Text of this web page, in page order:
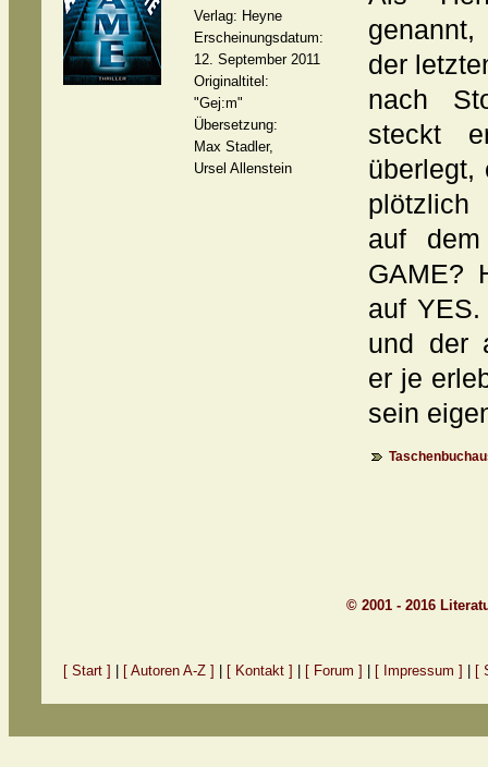
Verlag: Heyne
Erscheinungsdatum:
12. September 2011
Originaltitel:
"Gej:m"
Übersetzung:
Max Stadler,
Ursel Allenstein
der
nach
steckt
überlegt,
plötzlich
auf
GAME?
auf
und der
er je
sein
© 2001 - 2016
[ Start ] [ Autoren A-Z ] [ Kontakt ] [ Forum ] [ Impressum ] [